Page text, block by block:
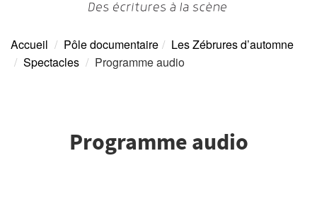
Presse
Tarifs
TOUTE L’ANNÉE
Accueil Pôle documentaire
Les Zébrures d’automne
Spectacles
Programme audio
Programme audio